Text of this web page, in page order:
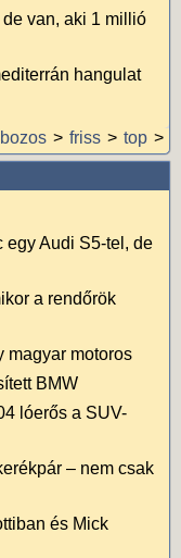
van, aki 1 millió
hangulat
friss top
egy Audi S5-tel, de
a rendőrök
magyar motoros
BMW
lóerős a SUV-
– nem csak
és Mick